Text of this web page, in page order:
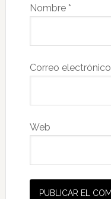
Nombre *
Correo electrónico
Web